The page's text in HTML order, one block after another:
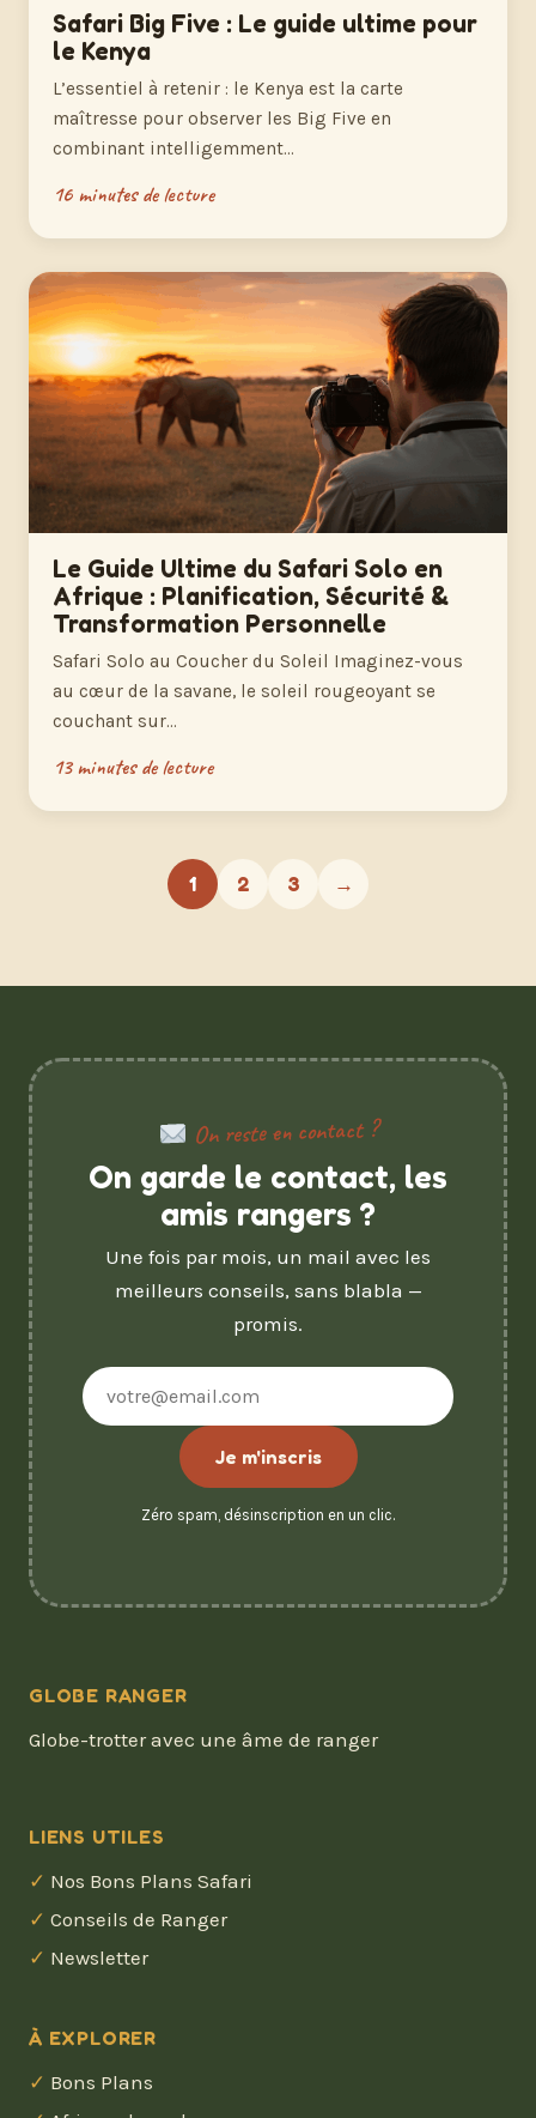
Safari Big Five : Le guide ultime pour
le Kenya
L’essentiel à retenir : le Kenya est la carte
maîtresse pour observer les Big Five en
combinant intelligemment…
16 minutes de lecture
Le Guide Ultime du Safari Solo en
Afrique : Planification, Sécurité &
Transformation Personnelle
Safari Solo au Coucher du Soleil Imaginez-vous
au cœur de la savane, le soleil rougeoyant se
couchant sur…
13 minutes de lecture
1 2 3 →
On reste en contact ?
On garde le contact, les
amis rangers ?
Une fois par mois, un mail avec les
meilleurs conseils, sans blabla —
promis.
mail
Je m'inscris
Zéro spam, désinscription en un clic.
GLOBE RANGER
Globe-trotter avec une âme de ranger
LIENS UTILES
Nos Bons Plans Safari
Conseils de Ranger
Newsletter
À EXPLORER
Bons Plans